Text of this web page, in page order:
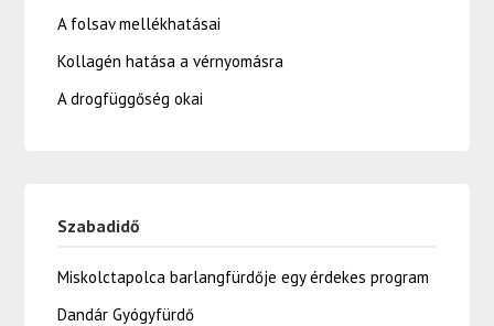
A folsav mellékhatásai
Kollagén hatása a vérnyomásra
A drogfüggőség okai
Szabadidő
Miskolctapolca barlangfürdője egy érdekes program
Dandár Gyógyfürdő